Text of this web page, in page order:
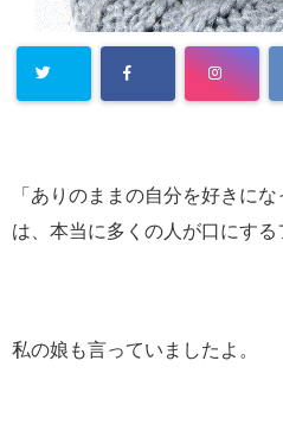
「ありのままの自分を好きに
は、本当に多くの人が口にする
私の娘も言っていましたよ。